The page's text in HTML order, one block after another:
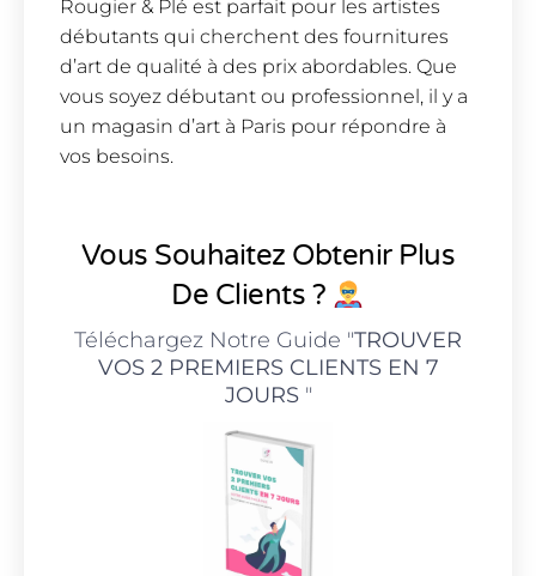
Rougier & Plé est parfait pour les artistes
débutants qui cherchent des fournitures
d’art de qualité à des prix abordables. Que
vous soyez débutant ou professionnel, il y a
un magasin d’art à Paris pour répondre à
vos besoins.
Vous Souhaitez Obtenir Plus
De Clients ?
Téléchargez Notre Guide "TROUVER
VOS 2 PREMIERS CLIENTS EN 7
JOURS"